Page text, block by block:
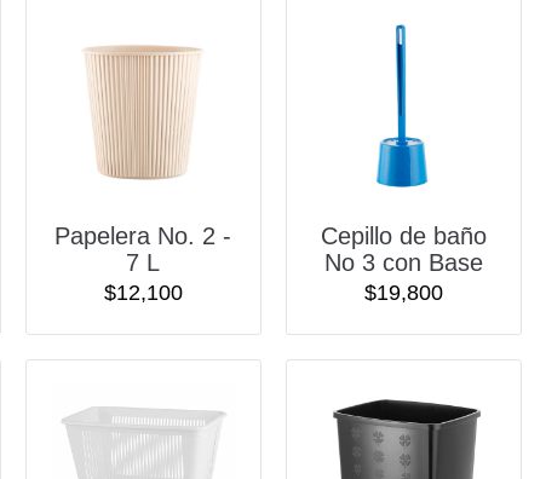
Papelera No. 2 -
7 L
$12,100
Cepillo de baño
No 3 con Base
$19,800